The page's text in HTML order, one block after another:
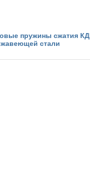
пружины сжатия
стали